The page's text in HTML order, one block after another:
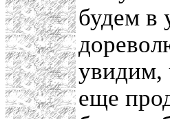
будем в
увидим,
еще